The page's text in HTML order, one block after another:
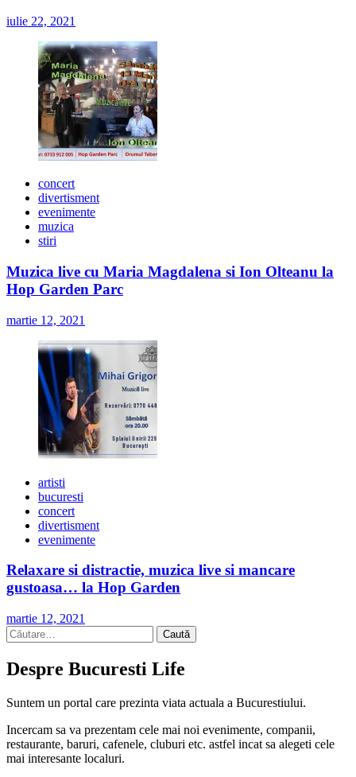
iulie 22, 2021
concert
divertisment
evenimente
muzica
stiri
Muzica live cu Maria Magdalena si Ion Olteanu la
Hop Garden Parc
martie 12, 2021
artisti
bucuresti
concert
divertisment
evenimente
Relaxare si distractie, muzica live si mancare
gustoasa… la Hop Garden
martie 12, 2021
Caută
după:
Despre Bucuresti Life
Suntem un portal care prezinta viata actuala a Bucurestiului.
Incercam sa va prezentam cele mai noi evenimente, companii,
restaurante, baruri, cafenele, cluburi etc. astfel incat sa alegeti cele
mai interesante localuri.